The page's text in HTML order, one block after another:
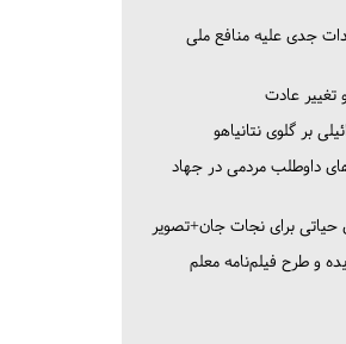
جدی علیه منافع ملی
تغییر عادت
بر گلوی نتانیاهو
داوطلب مردمی در جهاد
برای نجات جان+تصویر
و طرح فیلم‌نامه معلم